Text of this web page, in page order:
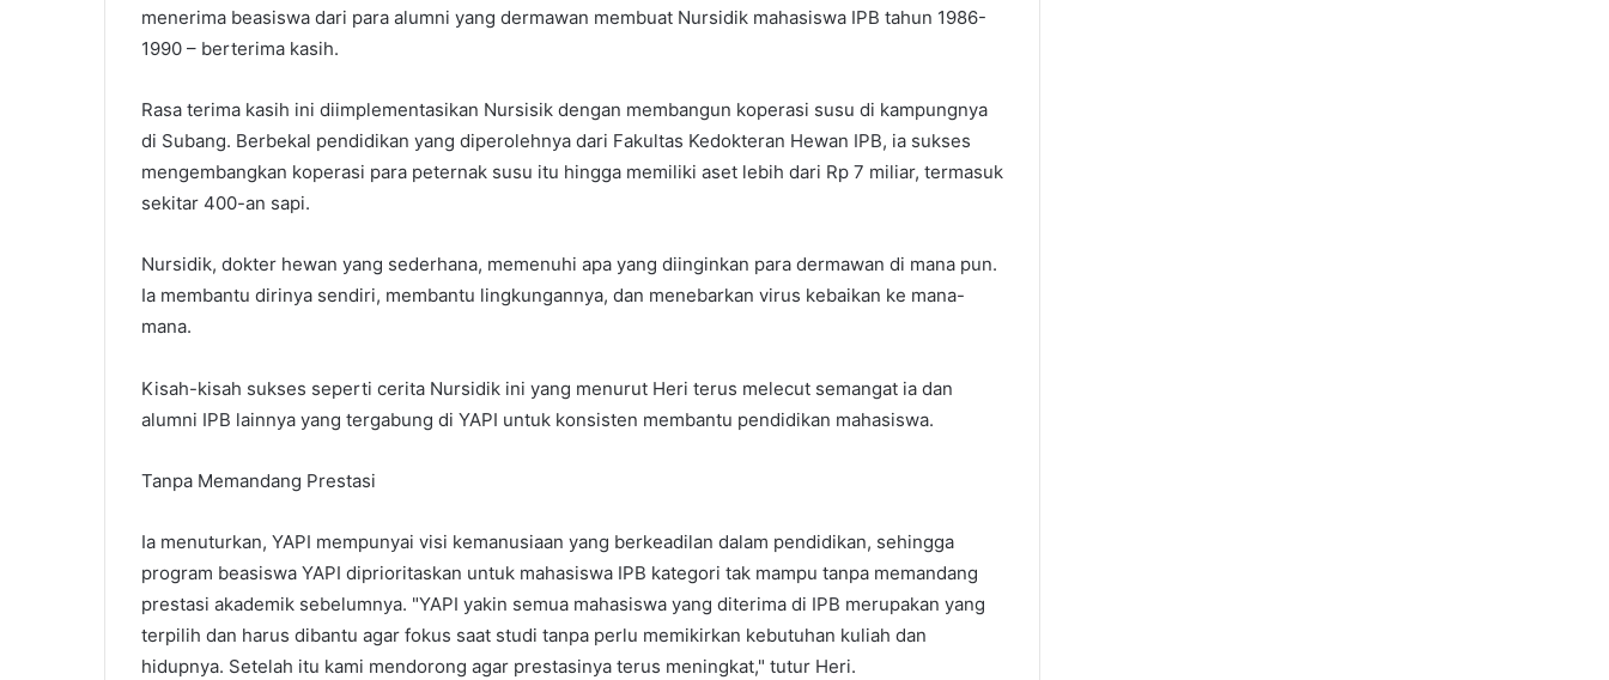
menerima beasiswa dari para alumni yang dermawan membuat Nursidik mahasiswa IPB tahun 1986-
1990 – berterima kasih.
Rasa terima kasih ini diimplementasikan Nursisik dengan membangun koperasi susu di kampungnya
di Subang. Berbekal pendidikan yang diperolehnya dari Fakultas Kedokteran Hewan IPB, ia sukses
mengembangkan koperasi para peternak susu itu hingga memiliki aset lebih dari Rp 7 miliar, termasuk
sekitar 400-an sapi.
Nursidik, dokter hewan yang sederhana, memenuhi apa yang diinginkan para dermawan di mana pun.
Ia membantu dirinya sendiri, membantu lingkungannya, dan menebarkan virus kebaikan ke mana-
mana.
Kisah-kisah sukses seperti cerita Nursidik ini yang menurut Heri terus melecut semangat ia dan
alumni IPB lainnya yang tergabung di YAPI untuk konsisten membantu pendidikan mahasiswa.
Tanpa Memandang Prestasi
Ia menuturkan, YAPI mempunyai visi kemanusiaan yang berkeadilan dalam pendidikan, sehingga
program beasiswa YAPI diprioritaskan untuk mahasiswa IPB kategori tak mampu tanpa memandang
prestasi akademik sebelumnya. "YAPI yakin semua mahasiswa yang diterima di IPB merupakan yang
terpilih dan harus dibantu agar fokus saat studi tanpa perlu memikirkan kebutuhan kuliah dan
hidupnya. Setelah itu kami mendorong agar prestasinya terus meningkat," tutur Heri.